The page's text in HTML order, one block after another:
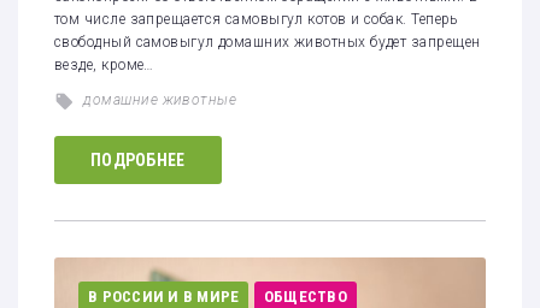
том числе запрещается самовыгул котов и собак. Теперь
свободный самовыгул домашних животных будет запрещен
везде, кроме…
домашние животные
ПОДРОБНЕЕ
В РОССИИ И В МИРЕ ОБЩЕСТВО